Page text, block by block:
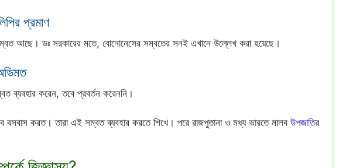
প্রমাণ
আছে। ডঃ সরকারের মতে, বোনোনেসের সম্বতের সনই এখানে উল্লেখ করা হয়েছে।
ব্যবহার করেন, তবে প্রবর্তন করেননি।
বসবাস করত। তারা এই সম্বত ব্যবহার করতে শিখে। পরে রাজপুতানা ও মধ্য ভারতে মালব উপজাতির